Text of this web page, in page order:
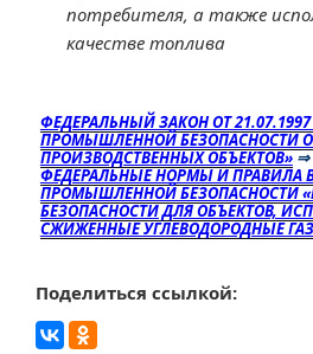
потребителя, а также
качестве топлива
ФЕДЕРАЛЬНЫЙ ЗАКОН ОТ 21.07.1997
ПРОМЫШЛЕННОЙ БЕЗОПАСНОСТИ
ПРОИЗВОДСТВЕННЫХ ОБЪЕКТОВ»⇒
ФЕДЕРАЛЬНЫЕ НОРМЫ И ПРАВИЛА
ПРОМЫШЛЕННОЙ БЕЗОПАСНОСТИ
БЕЗОПАСНОСТИ ДЛЯ ОБЪЕКТОВ,
СЖИЖЕННЫЕ УГЛЕВОДОРОДНЫЕ
Поделиться ссылкой: